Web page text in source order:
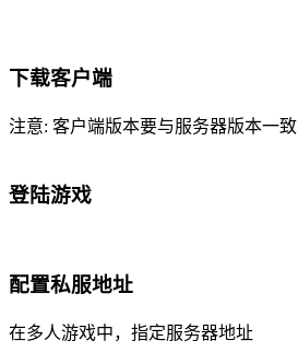
下载客户端
注意: 客户端版本要与服务器版本一致
登陆游戏
配置私服地址
在多人游戏中，指定服务器地址